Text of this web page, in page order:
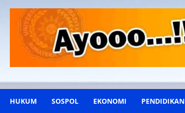
HUKUM SOSPOL EKONOMI PENDIDIKAN